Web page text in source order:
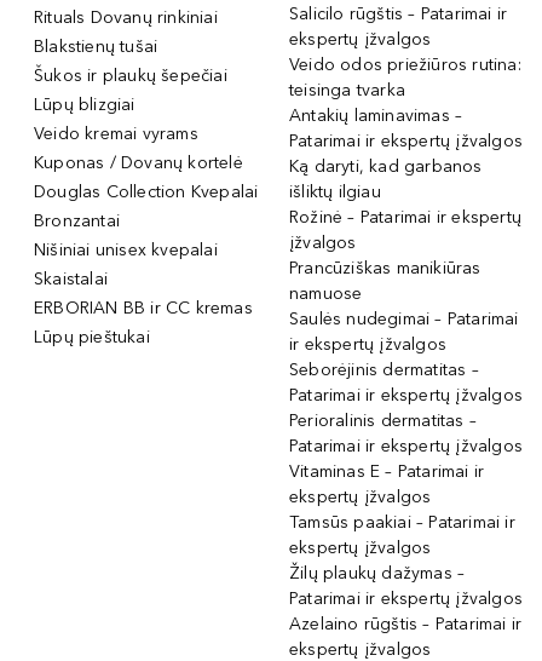
Rituals Dovanų rinkiniai
Blakstienų tušai
Šukos ir plaukų šepečiai
Lūpų blizgiai
Veido kremai vyrams
Kuponas / Dovanų kortelė
Douglas Collection Kvepalai
Bronzantai
Nišiniai unisex kvepalai
Skaistalai
ERBORIAN BB ir CC kremas
Lūpų pieštukai
Salicilo rūgštis – Patarimai ir
ekspertų įžvalgos
Veido odos priežiūros rutina:
teisinga tvarka
Antakių laminavimas –
Patarimai ir ekspertų įžvalgos
Ką daryti, kad garbanos
išliktų ilgiau
Rožinė – Patarimai ir ekspertų
įžvalgos
Prancūziškas manikiūras
namuose
Saulės nudegimai – Patarimai
ir ekspertų įžvalgos
Seborėjinis dermatitas –
Patarimai ir ekspertų įžvalgos
Perioralinis dermatitas –
Patarimai ir ekspertų įžvalgos
Vitaminas E – Patarimai ir
ekspertų įžvalgos
Tamsūs paakiai – Patarimai ir
ekspertų įžvalgos
Žilų plaukų dažymas –
Patarimai ir ekspertų įžvalgos
Azelaino rūgštis – Patarimai ir
ekspertų įžvalgos